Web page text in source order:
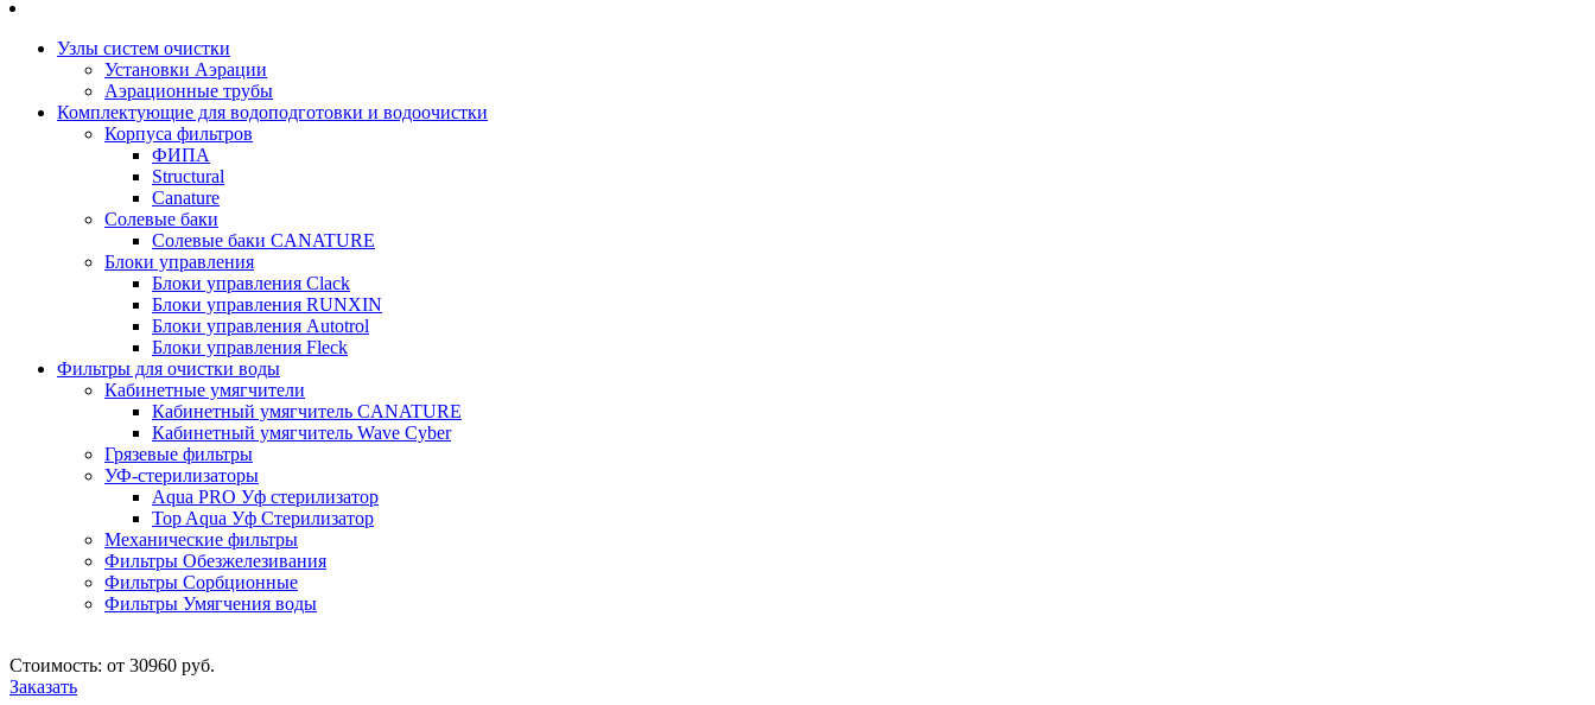
Узлы систем очистки
Установки Аэрации
Аэрационные трубы
Комплектующие для водоподготовки и водоочистки
Корпуса фильтров
ФИПА
Structural
Canature
Солевые баки
Солевые баки CANATURE
Блоки управления
Блоки управления Clack
Блоки управления RUNXIN
Блоки управления Autotrol
Блоки управления Fleck
Фильтры для очистки воды
Кабинетные умягчители
Кабинетный умягчитель CANATURE
Кабинетный умягчитель Wave Cyber
Грязевые фильтры
УФ-стерилизаторы
Aqua PRO Уф стерилизатор
Top Aqua Уф Стерилизатор
Механические фильтры
Фильтры Обезжелезивания
Фильтры Сорбционные
Фильтры Умягчения воды
Стоимость: от 30960 руб.
Заказать